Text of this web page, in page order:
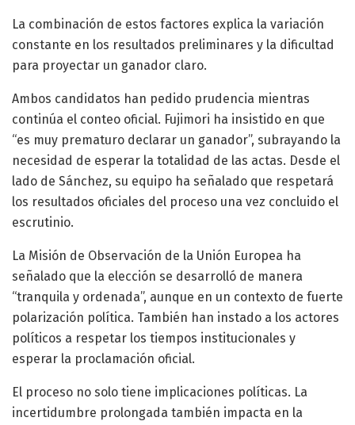
La combinación de estos factores explica la variación
constante en los resultados preliminares y la dificultad
para proyectar un ganador claro.
Ambos candidatos han pedido prudencia mientras
continúa el conteo oficial. Fujimori ha insistido en que
“es muy prematuro declarar un ganador”, subrayando la
necesidad de esperar la totalidad de las actas. Desde el
lado de Sánchez, su equipo ha señalado que respetará
los resultados oficiales del proceso una vez concluido el
escrutinio.
La Misión de Observación de la Unión Europea ha
señalado que la elección se desarrolló de manera
“tranquila y ordenada”, aunque en un contexto de fuerte
polarización política. También han instado a los actores
políticos a respetar los tiempos institucionales y
esperar la proclamación oficial.
El proceso no solo tiene implicaciones políticas. La
incertidumbre prolongada también impacta en la